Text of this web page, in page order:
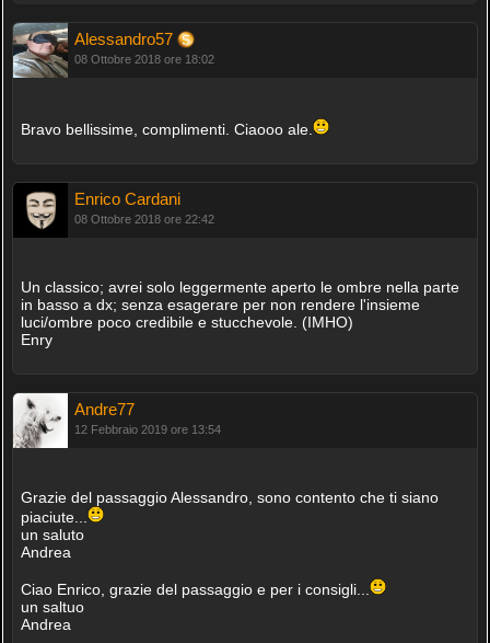
Alessandro57
08 Ottobre 2018 ore 18:02
Bravo bellissime, complimenti. Ciaooo ale.
Enrico Cardani
08 Ottobre 2018 ore 22:42
Un classico; avrei solo leggermente aperto le ombre nella parte
in basso a dx; senza esagerare per non rendere l'insieme
luci/ombre poco credibile e stucchevole. (IMHO)
Enry
Andre77
12 Febbraio 2019 ore 13:54
Grazie del passaggio Alessandro, sono contento che ti siano
piaciute...
un saluto
Andrea
Ciao Enrico, grazie del passaggio e per i consigli...
un saltuo
Andrea